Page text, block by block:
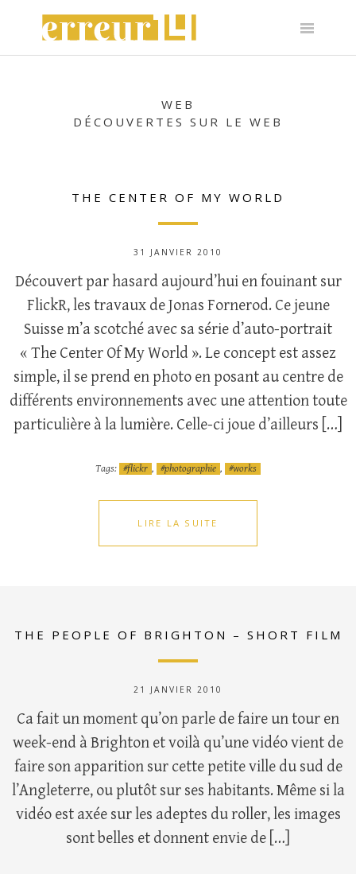
WEB
DÉCOUVERTES SUR LE WEB
THE CENTER OF MY WORLD
31 JANVIER 2010
Découvert par hasard aujourd’hui en fouinant sur
FlickR, les travaux de Jonas Fornerod. Ce jeune
Suisse m’a scotché avec sa série d’auto-portrait
« The Center Of My World ». Le concept est assez
simple, il se prend en photo en posant au centre de
différents environnements avec une attention toute
particulière à la lumière. Celle-ci joue d’ailleurs […]
Tags: flickr , photographie , works
LIRE LA SUITE
THE PEOPLE OF BRIGHTON – SHORT FILM
21 JANVIER 2010
Ca fait un moment qu’on parle de faire un tour en
week-end à Brighton et voilà qu’une vidéo vient de
faire son apparition sur cette petite ville du sud de
l’Angleterre, ou plutôt sur ses habitants. Même si la
vidéo est axée sur les adeptes du roller, les images
sont belles et donnent envie de […]